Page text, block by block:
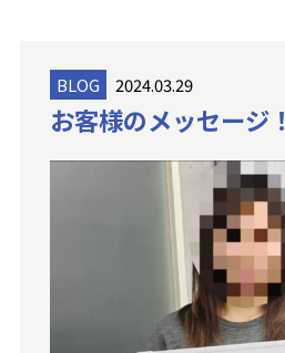
BLOG 2024.03.29
お客様のメッセージ！